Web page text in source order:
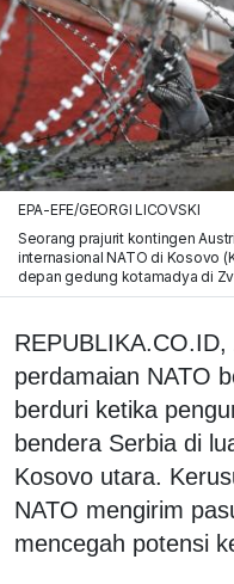
EPA-EFE/GEORGI LICOVSKI
Seorang prajurit kontingen
internasional NATO di Kosovo
depan gedung kotamadya di
perdamaian NATO
berduri ketika
bendera Serbia di
Kosovo utara.
NATO mengirim
mencegah potensi